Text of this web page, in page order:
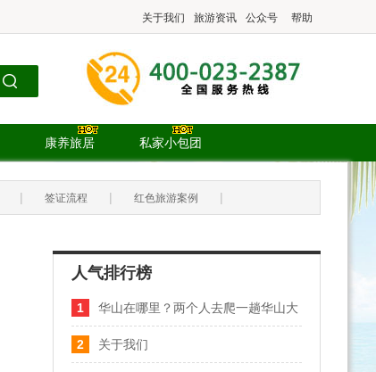
关于我们 旅游资讯 公众号 帮助
康养旅居 私家小包团
| 签证流程 | 红色旅游案例 |
人气排行榜
1
华山在哪里？两个人去爬一趟华山大
概需要多少钱？
2
关于我们